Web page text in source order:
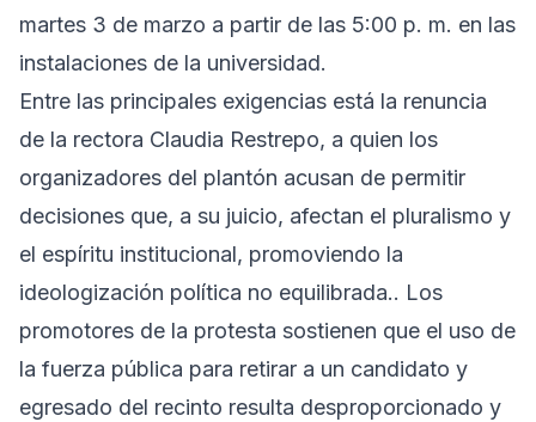
martes 3 de marzo a partir de las 5:00 p. m. en las
instalaciones de la universidad.
Entre las principales exigencias está la renuncia
de la rectora Claudia Restrepo, a quien los
organizadores del plantón acusan de permitir
decisiones que, a su juicio, afectan el pluralismo y
el espíritu institucional, promoviendo la
ideologización política no equilibrada.. Los
promotores de la protesta sostienen que el uso de
la fuerza pública para retirar a un candidato y
egresado del recinto resulta desproporcionado y